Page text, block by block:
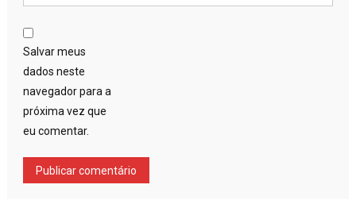
Salvar meus
dados neste
navegador para a
próxima vez que
eu comentar.